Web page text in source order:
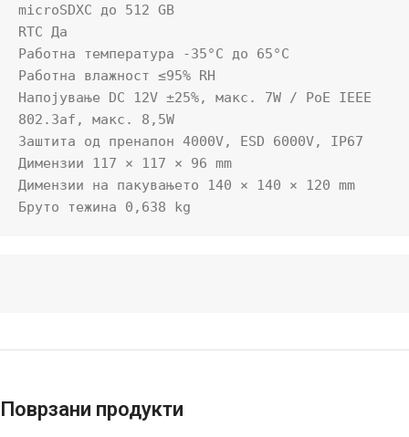
microSDXC до 512 GB
RTC Да
Работна температура -35°C до 65°C
Работна влажност ≤95% RH
Напојување DC 12V ±25%, макс. 7W / PoE IEEE
802.3af, макс. 8,5W
Заштита од пренапон 4000V, ESD 6000V, IP67
Димензии 117 × 117 × 96 mm
Димензии на пакувањето 140 × 140 × 120 mm
Бруто тежина 0,638 kg
Поврзани продукти